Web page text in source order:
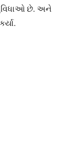
સુવિધાઓ છે. અને